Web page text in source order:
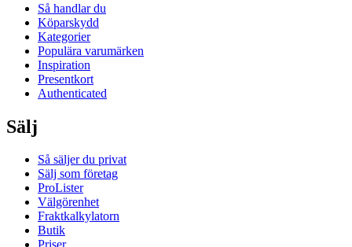
Så handlar du
Köparskydd
Kategorier
Populära varumärken
Inspiration
Presentkort
Authenticated
Sälj
Så säljer du privat
Sälj som företag
ProLister
Välgörenhet
Fraktkalkylatorn
Butik